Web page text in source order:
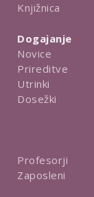
Knjižnica
Dogajanje
Novice
Prireditve
Utrinki
Dosežki
Profesorji
Zaposleni